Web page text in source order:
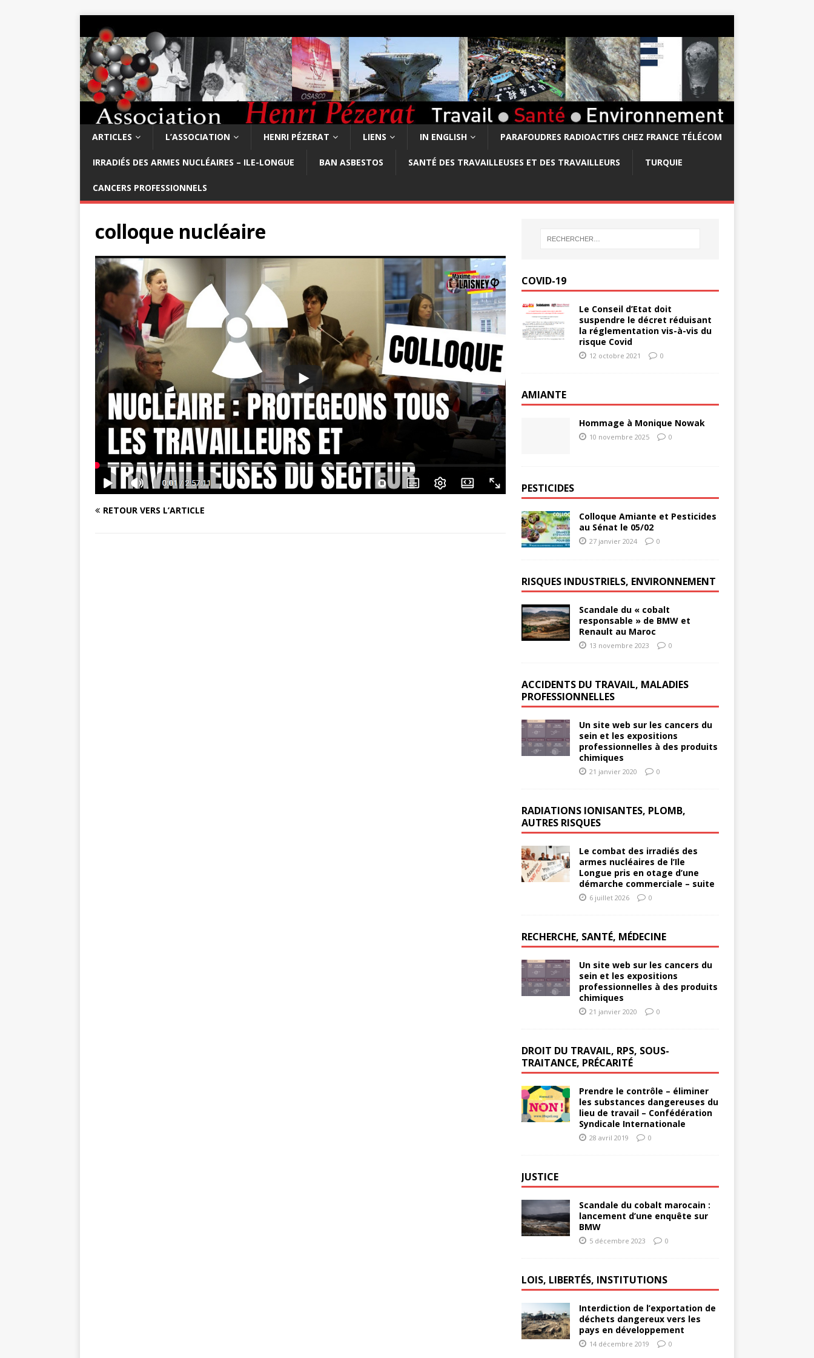
ARTICLES L’ASSOCIATION HENRI PÉZERAT LIENS IN ENGLISH PARAFOUDRES RADIOACTIFS CHEZ FRANCE TÉLÉCOM
IRRADIÉS DES ARMES NUCLÉAIRES – ILE-LONGUE BAN ASBESTOS SANTÉ DES TRAVAILLEUSES ET DES TRAVAILLEURS TURQUIE
CANCERS PROFESSIONNELS
colloque nucléaire
RETOUR VERS L’ARTICLE
COVID-19
Le Conseil d’Etat doit
suspendre le décret réduisant
la réglementation vis-à-vis du
risque Covid
12 octobre 2021 0
AMIANTE
Hommage à Monique Nowak
10 novembre 2025 0
PESTICIDES
Colloque Amiante et Pesticides
au Sénat le 05/02
27 janvier 2024 0
RISQUES INDUSTRIELS, ENVIRONNEMENT
Scandale du « cobalt
responsable » de BMW et
Renault au Maroc
13 novembre 2023 0
ACCIDENTS DU TRAVAIL, MALADIES
PROFESSIONNELLES
Un site web sur les cancers du
sein et les expositions
professionnelles à des produits
chimiques
21 janvier 2020 0
RADIATIONS IONISANTES, PLOMB,
AUTRES RISQUES
Le combat des irradiés des
armes nucléaires de l’Ile
Longue pris en otage d’une
démarche commerciale – suite
6 juillet 2026 0
RECHERCHE, SANTÉ, MÉDECINE
Un site web sur les cancers du
sein et les expositions
professionnelles à des produits
chimiques
21 janvier 2020 0
DROIT DU TRAVAIL, RPS, SOUS-
TRAITANCE, PRÉCARITÉ
Prendre le contrôle – éliminer
les substances dangereuses du
lieu de travail – Confédération
Syndicale Internationale
28 avril 2019 0
JUSTICE
Scandale du cobalt marocain :
lancement d’une enquête sur
BMW
5 décembre 2023 0
LOIS, LIBERTÉS, INSTITUTIONS
Interdiction de l’exportation de
déchets dangereux vers les
pays en développement
14 décembre 2019 0